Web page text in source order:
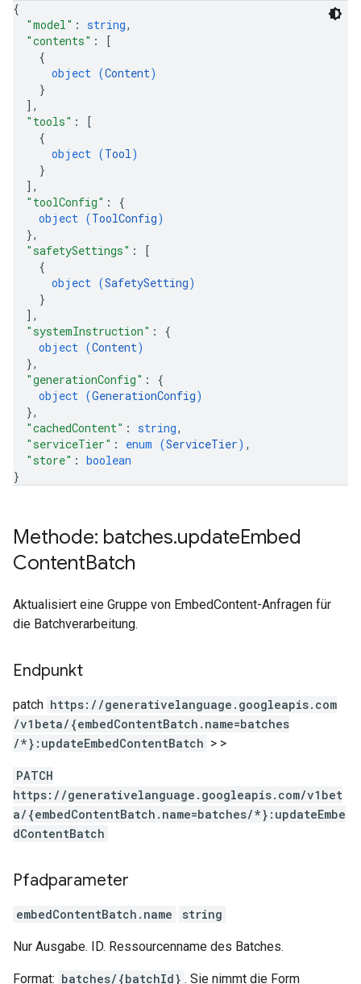
{
"model" : string,
"contents" :
[
{
object (Content)
}
] ,
"tools" :
[
{
object (Tool)
}
] ,
"toolConfig" : {
object (ToolConfig)
},
"safetySettings" :
[
{
object (SafetySetting)
}
] ,
"systemInstruction" : {
object (Content)
},
"generationConfig" : {
object (GenerationConfig)
},
"cachedContent" : string,
"serviceTier" : enum (ServiceTier) ,
"store" : boolean
}
Methode: batches.updateEmbed
ContentBatch
Aktualisiert eine Gruppe von EmbedContent-Anfragen für
die Batchverarbeitung.
Endpunkt
patch https: / /generativelanguage.googleapis.com
/v1beta/{embedContentBatch.name=batches
/*}:updateEmbedContentBatch > >
PATCH
https://generativelanguage.googleapis.com/v1bet
a/{embedContentBatch.name=batches/*}:updateEmbe
dContentBatch
Pfadparameter
embedContentBatch.name string
Nur Ausgabe. ID. Ressourcenname des Batches.
Format: batches/{batchId} . Sie nimmt die Form